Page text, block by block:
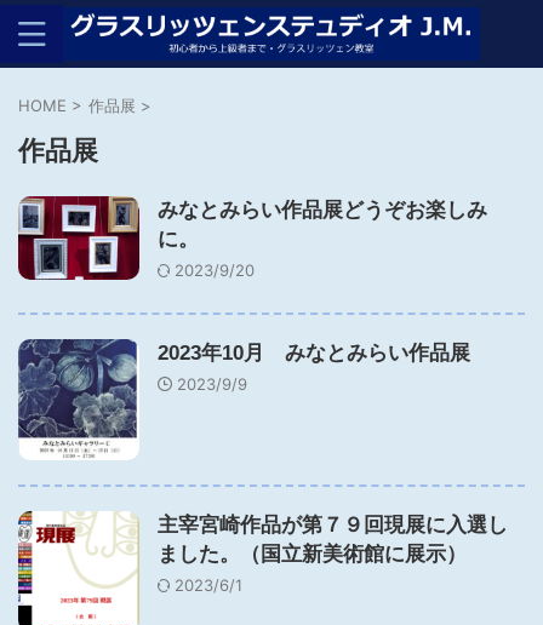
HOME > 作品展 >
作品展
みなとみらい作品展どうぞお楽しみ
に。
2023/9/20
2023年10月 みなとみらい作品展
2023/9/9
主宰宮崎作品が第７９回現展に入選し
ました。（国立新美術館に展示）
2023/6/1